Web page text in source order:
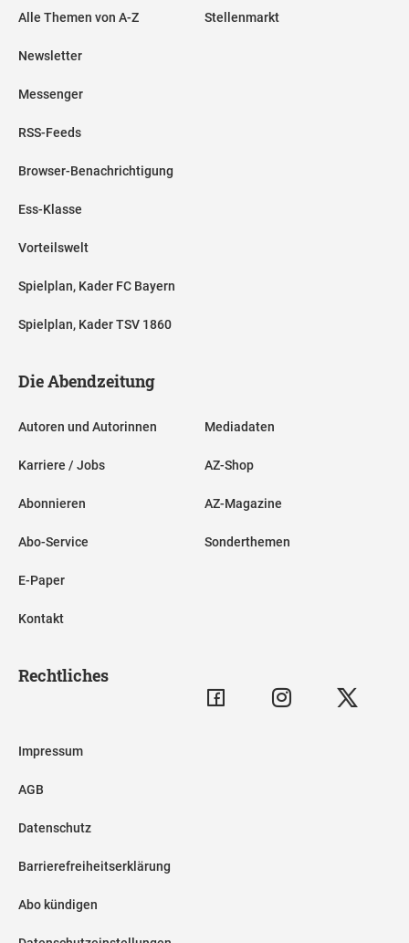
Alle Themen von A-Z
Newsletter
Messenger
RSS-Feeds
Browser-Benachrichtigung
Ess-Klasse
Vorteilswelt
Spielplan, Kader FC Bayern
Spielplan, Kader TSV 1860
Stellenmarkt
Die Abendzeitung
Autoren und Autorinnen
Karriere / Jobs
Abonnieren
Abo-Service
E-Paper
Kontakt
Mediadaten
AZ-Shop
AZ-Magazine
Sonderthemen
Rechtliches
Impressum
AGB
Datenschutz
Barrierefreiheitserklärung
Abo kündigen